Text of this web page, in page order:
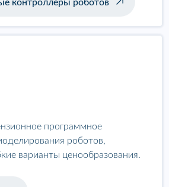
контроллеры роботов
программное
роботов,
варианты ценообразования.